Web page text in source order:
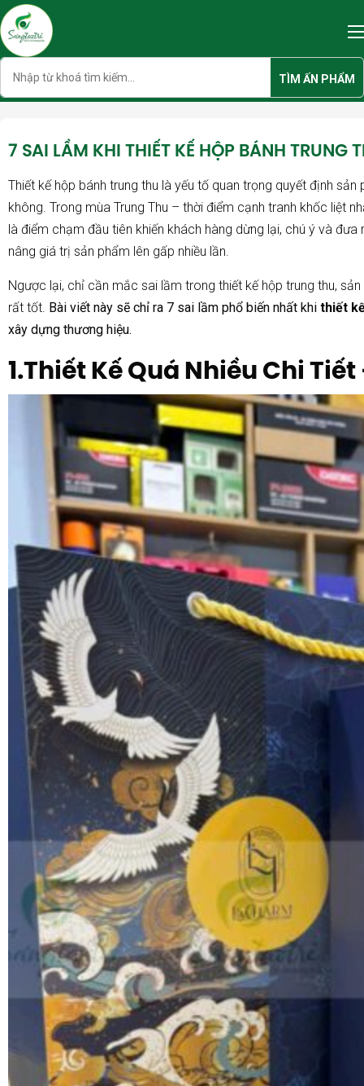
Skip
to
content
TÌM ẤN PHẨM
7 SAI LẦM KHI THIẾT KẾ HỘP BÁNH TRUNG
Thiết kế hộp bánh trung thu là yếu tố quan trọng quyết định
không. Trong mùa Trung Thu – thời điểm cạnh tranh khốc liệt
là điểm chạm đầu tiên khiến khách hàng dừng lại, chú ý và
nâng giá trị sản phẩm lên gấp nhiều lần.
Ngược lại, chỉ cần mắc sai lầm trong thiết kế hộp trung thu,
rất tốt. Bài viết này sẽ chỉ ra 7 sai lầm phổ biến nhất khi thiết
xây dựng thương hiệu.
1.Thiết Kế Quá Nhiều Chi